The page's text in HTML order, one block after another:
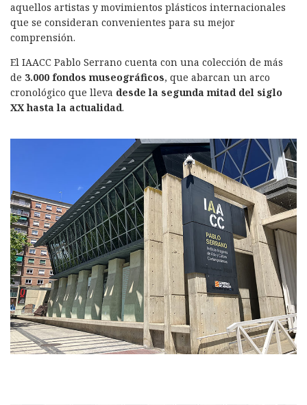
aquellos artistas y movimientos plásticos internacionales
que se consideran convenientes para su mejor
comprensión.
El IAACC Pablo Serrano cuenta con una colección de más
de 3.000 fondos museográficos, que abarcan un arco
cronológico que lleva desde la segunda mitad del siglo
XX hasta la actualidad.